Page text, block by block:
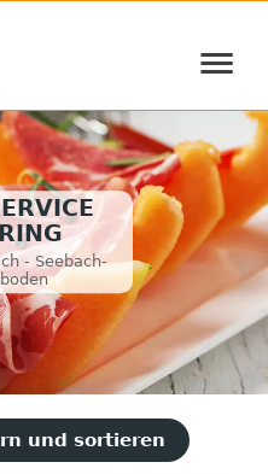
≡
- Seebach-
und sortieren